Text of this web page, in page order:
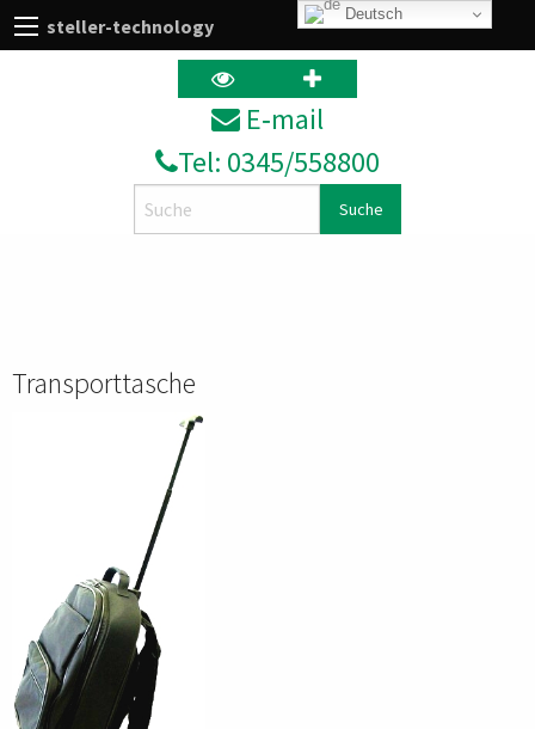
steller-technology
E‑mail
Tel: 0345/558800
Transporttasche
Deutsch